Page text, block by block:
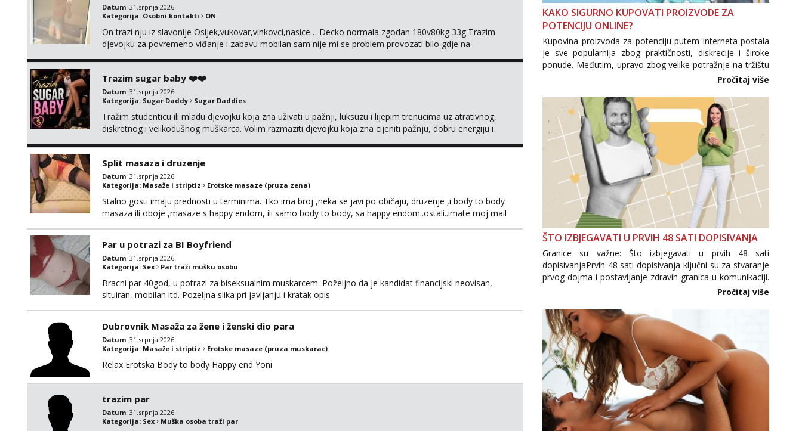
Datum: 31.srpnja 2026.
Kategorija: Osobni kontakti ON
On trazi nju iz slavonije Osijek,vukovar,vinkovci,nasice… Decko normala zgodan 180v80kg 33g Trazim
djevojku za povremeno viđanje i zabavu mobilan sam nije mi se problem provozati bilo gdje na
Trazim sugar baby ❤️❤️
Datum: 31.srpnja 2026.
Kategorija: Sugar Daddy Sugar Daddies
Tražim studenticu ili mladu djevojku koja zna uživati u pažnji, luksuzu i lijepim trenucima uz atrativnog,
diskretnog i velikodušnog muškarca. Volim razmaziti djevojku koja zna cijeniti pažnju, dobru energiju i
Split masaza i druzenje
Datum: 31.srpnja 2026.
Kategorija: Masaže i striptiz Erotske masaze (pruza zena)
Stalno gosti imaju prednosti u terminima. Tko ima broj ,neka se javi po običaju, druzenje ,i body to body
masaza ili oboje ,masaze s happy endom, ili samo body to body, sa happy endom..ostali..imate moj mail
Par u potrazi za BI Boyfriend
Datum: 31.srpnja 2026.
Kategorija: Sex Par traži mušku osobu
Bracni par 40god, u potrazi za biseksualnim muskarcem. Poželjno da je kandidat financijski neovisan,
situiran, mobilan itd. Pozeljna slika pri javljanju i kratak opis
Dubrovnik Masaža za žene i ženski dio para
Datum: 31.srpnja 2026.
Kategorija: Masaže i striptiz Erotske masaze (pruza muskarac)
Relax Erotska Body to body Happy end Yoni
trazim par
Datum: 31.srpnja 2026.
Kategorija: Sex Muška osoba traži par
KAKO SIGURNO KUPOVATI PROIZVODE ZA
POTENCIJU ONLINE?
Kupovina proizvoda za potenciju putem interneta postala
je sve popularnija zbog praktičnosti, diskrecije i široke
ponude. Međutim, upravo zbog velike potražnje na tržištu
se pojavljuju i brojni krivotvoreni proizvodi, nepouzdane
internetske trgovine te proizvodi nepoznatog podrijetla. ...
Pročitaj više
ŠTO IZBJEGAVATI U PRVIH 48 SATI DOPISIVANJA
Granice su važne: Što izbjegavati u prvih 48 sati
dopisivanjaPrvih 48 sati dopisivanja ključni su za stvaranje
prvog dojma i postavljanje zdravih granica u komunikaciji.
Važno je izbjeći prebrzo otkrivanje osobnih ili intimnih
informacija, jer nepoznata osoba još nije zaslužila to
povjerenje. Takođe...
Pročitaj više